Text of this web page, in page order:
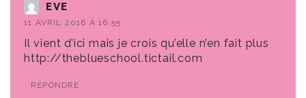
EVE
11 AVRIL 2016 À 16:55
Il vient d’ici mais je crois qu’elle n’en fait plus
http://theblueschool.tictail.com
RÉPONDRE